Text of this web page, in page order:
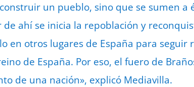
un pueblo, sino que se sumen a
ahí se inicia la repoblación y
en otros lugares de España para seguir
de España. Por eso, el fuero de
de una nación», explicó Mediavilla.